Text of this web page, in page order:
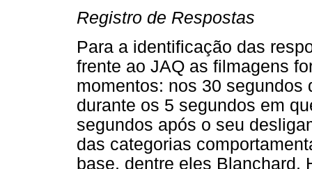
Registro de Respostas
Para a identificação das
frente ao JAQ as filmagens
momentos: nos 30 segundos
durante os 5 segundos em
segundos após o seu
das categorias
base, dentre eles Blanchard,